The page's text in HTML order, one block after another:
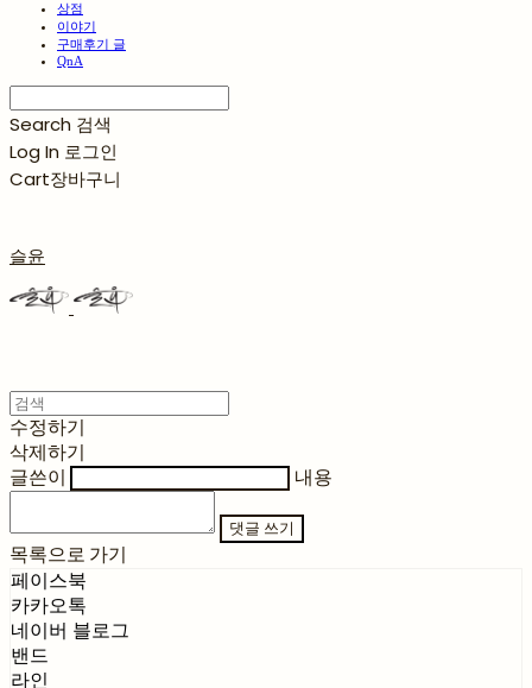
상점
이야기
구매후기 글
QnA
Search 검색
Log In 로그인
Cart장바구니
슬윤
수정하기
삭제하기
글쓴이
내용
댓글 쓰기
목록으로 가기
페이스북
카카오톡
네이버 블로그
밴드
라인